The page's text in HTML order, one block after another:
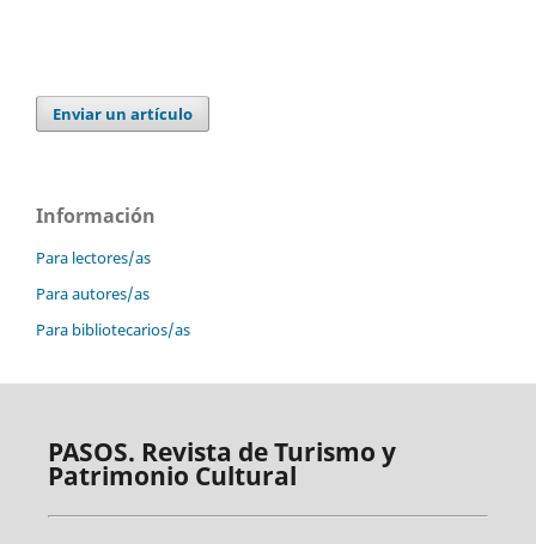
Enviar un artículo
Información
Para lectores/as
Para autores/as
Para bibliotecarios/as
PASOS. Revista de Turismo y
Patrimonio Cultural